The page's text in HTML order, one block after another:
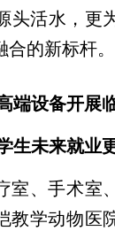
头活水，更
的新标杆。
端设备开展
生未来就业
室、手术室
学动物医